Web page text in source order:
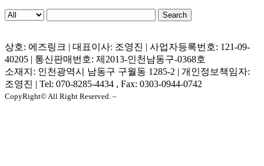
Search
상호: 에즈링크 | 대표이사: 조영진 | 사업자등록번호: 121-09-
40205 | 통신판매번호: 제2013-인천남동구-0368호
소재지: 인천광역시 남동구 구월동 1285-2 | 개인정보책임자:
조영진 | Tel: 070-8285-4434 , Fax: 0303-0944-0742
CopyRight© All Right Reserved. –